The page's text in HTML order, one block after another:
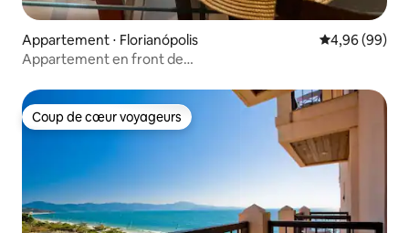
Appartement ⋅ Florianópolis Évaluation
4,96 (99)
Appartement en front de
Coup de cœur voyageurs
Coup de cœur voyageurs